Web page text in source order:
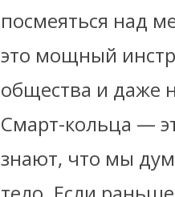
посмеяться над
это мощный
общества и даже
Смарт-кольца —
знают, что мы